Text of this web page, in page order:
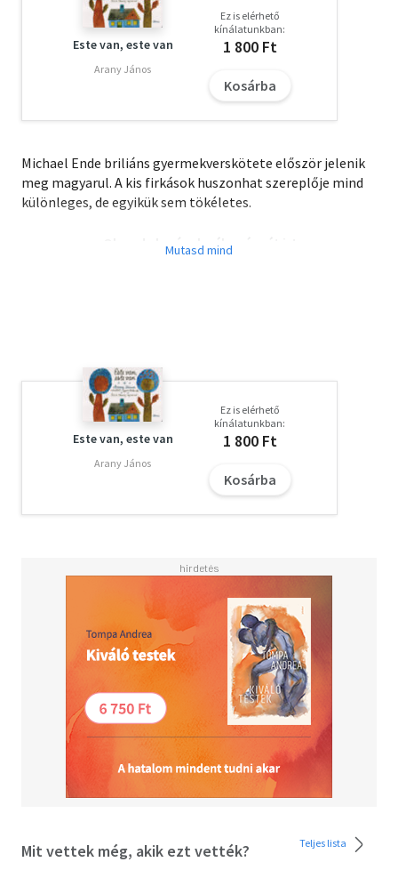
Este van, este van
Arany János
Ez is elérhető
kínálatunkban:
1 800 Ft
Kosárba
Michael Ende briliáns gyermekverskötete először jelenik
meg magyarul. A kis firkások huszonhat szereplője mind
különleges, de egyikük sem tökéletes.
Olvasd el mások véleményét is!
Este van, este van
Arany János
Ez is elérhető
kínálatunkban:
1 800 Ft
Kosárba
Mit vettek még, akik ezt vették? Teljes lista